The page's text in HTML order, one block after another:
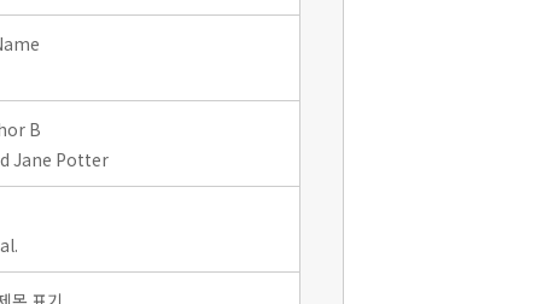
B
Jane Potter